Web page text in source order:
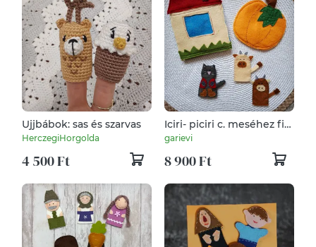
Ujjbábok: sas és szarvas
HerczegiHorgolda
4 500 Ft
Iciri- piciri c. meséhez filc
ujjbáb készlet
garievi
8 900 Ft